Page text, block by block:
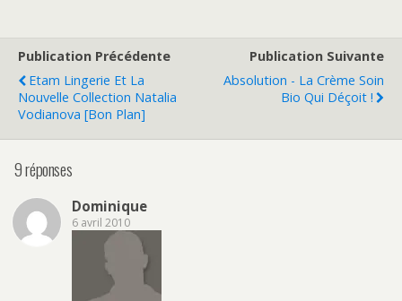
Publication Précédente
Etam Lingerie Et La
Nouvelle Collection Natalia
Vodianova [Bon Plan]
Publication Suivante
Absolution - La Crème Soin
Bio Qui Déçoit !
9 réponses
Dominique
6 avril 2010